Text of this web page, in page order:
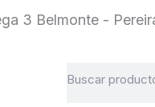
3 Belmonte -